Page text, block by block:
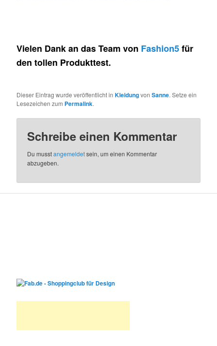
Vielen Dank an das Team von Fashion5für
den tollen Produkttest.
Dieser Eintrag wurde veröffentlicht inKleidungvonSanne. Setze ein
Lesezeichen zum Permalink.
Schreibe einen Kommentar
Du musstangemeldetsein, um einen Kommentar
abzugeben.